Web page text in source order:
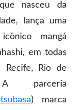
nasceu da
lança uma
mangá
em todas
Recife, Rio de
parceria
) marca